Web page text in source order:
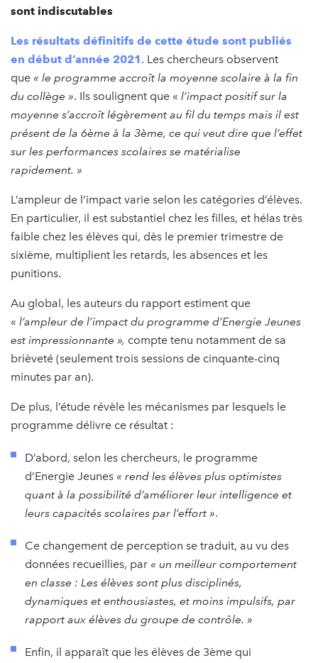
sont indiscutables
Les résultats définitifs de cette étude sont publiés
en début d’année 2021. Les chercheurs observent
que « le programme accroît la moyenne scolaire à la fin
du collège ». Ils soulignent que « l’impact positif sur la
moyenne s’accroît légèrement au fil du temps mais il est
présent de la 6ème à la 3ème, ce qui veut dire que l’effet
sur les performances scolaires se matérialise
rapidement. »
L’ampleur de l’impact varie selon les catégories d’élèves.
En particulier, il est substantiel chez les filles, et hélas très
faible chez les élèves qui, dès le premier trimestre de
sixième, multiplient les retards, les absences et les
punitions.
Au global, les auteurs du rapport estiment que
« l’ampleur de l’impact du programme d’Energie Jeunes
est impressionnante », compte tenu notamment de sa
brièveté (seulement trois sessions de cinquante-cinq
minutes par an).
De plus, l’étude révèle les mécanismes par lesquels le
programme délivre ce résultat :
D’abord, selon les chercheurs, le programme
d’Energie Jeunes « rend les élèves plus optimistes
quant à la possibilité d’améliorer leur intelligence et
leurs capacités scolaires par l’effort ».
Ce changement de perception se traduit, au vu des
données recueillies, par « un meilleur comportement
en classe : Les élèves sont plus disciplinés,
dynamiques et enthousiastes, et moins impulsifs, par
rapport aux élèves du groupe de contrôle. »
Enfin, il apparaît que les élèves de 3ème qui